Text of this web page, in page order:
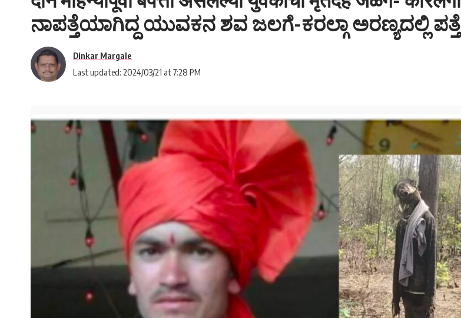
ನಾಪತ್ತೆಯಾಗಿದ್ದ ಯುವಕನ ಶವ ಜಲಗೆ-ಕರಲ್ಗಾ ಅರಣ್ಯದಲ್ಲಿ
Last updated: 2024/03/21 at 7:28 PM
Dinkar Margale